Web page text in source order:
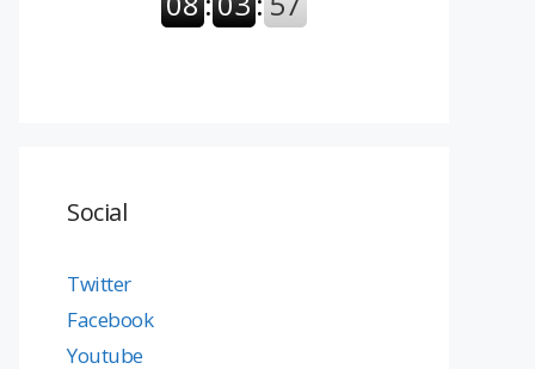
Social
Twitter
Facebook
Youtube